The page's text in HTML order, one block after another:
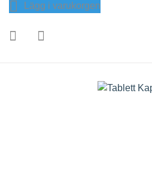
Lägg i varukorgen